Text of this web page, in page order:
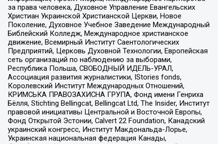
за права человека, Духовное Управление Евангельских
Христиан Украинской Христианской Церкви, Новое
Поколение, Духовное Учебное Заведение Международный
Библейский Колледж, Международное христианское
движение, Всемирный Институт Саентологических
Предприятий, Церковь Духовной Технологии, Европейская
сеть организаций по наблюдению за выборами,
Республика Польша, СВОБОДНЫЙ ИДЕЛЬ-УРАЛ,
Ассоциация развития журналистики, IStories fonds,
Королевский Институт Международных Отношений,
КРИМСЬКА ПРАВОЗАХИСНА ГРУПА, Фонд имени Генриха
Бёлля, Stichting Bellingcat, Bellingcat Ltd, The Insider, Институт
правовой инициативы Центральной и Восточной Европы,
Фонд Открытой Эстонии, Calvert 22 Foundation, Канадский
украинский конгресс, Институт Макдональда-Лорье,
Украинская национальная федерация Канады,